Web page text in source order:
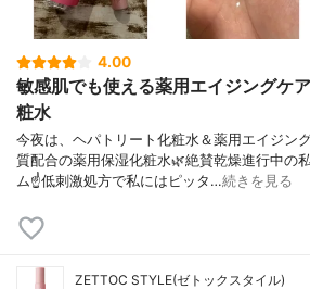
4.00
敏感肌でも使える薬用エイジングケ
粧水
今夜は、ヘパトリート化粧水＆薬用エイジン
質配合の薬用保湿化粧水🌿絶賛乾燥進行中の
ム☝️低刺激処方で私にはピッタ…続きを見る
ZETTOC STYLE(ゼトックスタイル)